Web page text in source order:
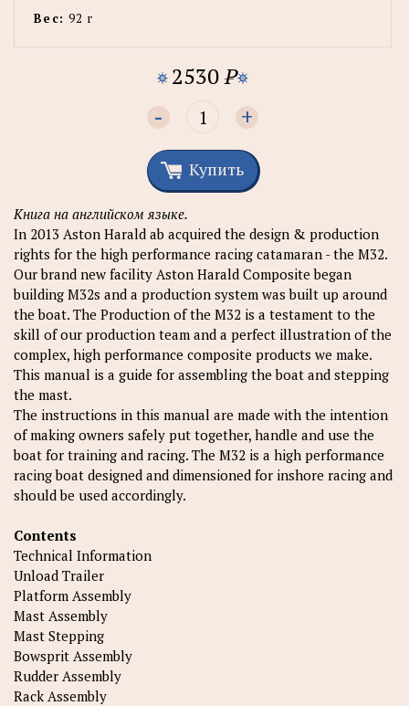
Вес: 92 г
2530P
- +
Купить
Книга на английском языке.
In 2013 Aston Harald ab acquired the design & production
rights for the high performance racing catamaran - the M32.
Our brand new facility Aston Harald Composite began
building M32s and a production system was built up around
the boat. The Production of the M32 is a testament to the
skill of our production team and a perfect illustration of the
complex, high performance composite products we make.
This manual is a guide for assembling the boat and stepping
the mast.
The instructions in this manual are made with the intention
of making owners safely put together, handle and use the
boat for training and racing. The M32 is a high performance
racing boat designed and dimensioned for inshore racing and
should be used accordingly.
Contents
Technical Information
Unload Trailer
Platform Assembly
Mast Assembly
Mast Stepping
Bowsprit Assembly
Rudder Assembly
Rack Assembly